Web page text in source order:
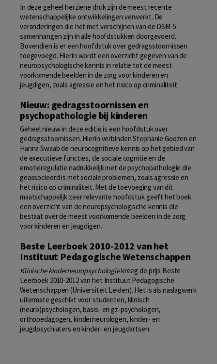
In deze geheel herziene druk zijn de meest recente
wetenschappelijke ontwikkelingen verwerkt. De
veranderingen die het met verschijnen van de DSM-5
samenhangen zijn in alle hoofdstukken doorgevoerd.
Bovendien is er een hoofdstuk over gedragsstoornissen
toegevoegd. Hierin wordt een overzicht gegeven van de
neuropsychologische kennis in relatie tot de meest
voorkomende beelden in de zorg voor kinderen en
jeugdigen, zoals agressie en het risico op criminaliteit.
Nieuw: gedragsstoornissen en
psychopathologie bij kinderen
Geheel nieuw in deze editie is een hoofdstuk over
gedragsstoornissen. Hierin verbinden Stephanie Goozen en
Hanna Swaab de neurocognitieve kennis op het gebied van
de executieve functies, de sociale cognitie en de
emotieregulatie nadrukkelijk met de psychopathologie die
geassocieerd is met sociale problemen, zoals agressie en
het risico op criminaliteit. Met de toevoeging van dit
maatschappelijk zeer relevante hoofdstuk geeft het boek
een overzicht van de neuropsychologische kennis die
bestaat over de meest voorkomende beelden in de zorg
voor kinderen en jeugdigen.
Beste Leerboek 2010-2012 van het
Instituut Pedagogische Wetenschappen
Klinische kinderneuropsychologiekreeg de prijs Beste
Leerboek 2010-2012 van het Instituut Pedagogische
Wetenschappen (Universiteit Leiden). Het is als naslagwerk
uitermate geschikt voor studenten, klinisch
(neuro)psychologen, basis- en gz-psychologen,
orthopedagogen, kinderneurologen, kinder- en
jeugdpsychiaters en kinder- en jeugdartsen.